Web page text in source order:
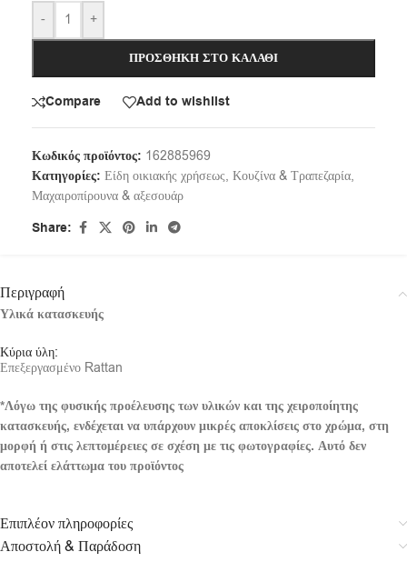
- +
ΠΡΟΣΘΉΚΗ ΣΤΟ ΚΑΛΆΘΙ
Compare Add to wishlist
Κωδικός προϊόντος: 162885969
Κατηγορίες: Είδη οικιακής χρήσεως, Κουζίνα & Τραπεζαρία,
Μαχαιροπίρουνα & αξεσουάρ
Share:
Περιγραφή
Υλικά κατασκευής
Κύρια ύλη:
Επεξεργασμένο Rattan
*Λόγω της φυσικής προέλευσης των υλικών και της χειροποίητης
κατασκευής, ενδέχεται να υπάρχουν μικρές αποκλίσεις στο χρώμα, στη
μορφή ή στις λεπτομέρειες σε σχέση με τις φωτογραφίες. Αυτό δεν
αποτελεί ελάττωμα του προϊόντος
Επιπλέον πληροφορίες
Αποστολή & Παράδοση